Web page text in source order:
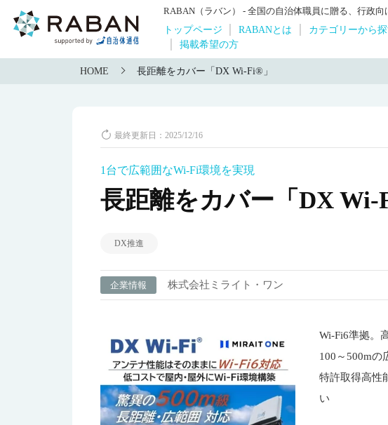
RABAN（ラバン） - 全国の自治体職員に贈る、行政
トップページ RABANとは カテゴリーから
掲載希望の方
HOME 長距離をカバー「DX Wi-Fi®」
最終更新日：2025/12/16
1台で広範囲なWi-Fi環境を実現
長距離をカバー「DX Wi-
DX推進
企業情報 株式会社ミライト・ワン
Wi-Fi6準拠。
100～500mの
特許取得高性
い